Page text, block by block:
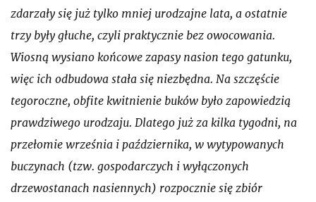
zdarzały się już tylko mniej urodzajne lata, a ostatnie
trzy były głuche, czyli praktycznie bez owocowania.
Wiosną wysiano końcowe zapasy nasion tego gatunku,
więc ich odbudowa stała się niezbędna. Na szczęście
tegoroczne, obfite kwitnienie buków było zapowiedzią
prawdziwego urodzaju. Dlatego już za kilka tygodni, na
przełomie września i października, w wytypowanych
buczynach (tzw. gospodarczych i wyłączonych
drzewostanach nasiennych) rozpocznie się zbiór